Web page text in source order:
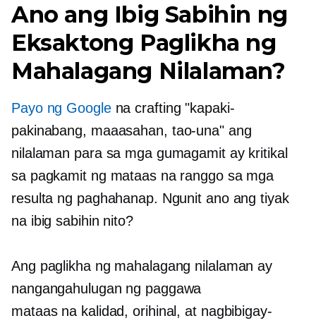
Ano ang Ibig Sabihin ng
Eksaktong Paglikha ng
Mahalagang Nilalaman?
Payo ng Googlena crafting "kapaki-
pakinabang, maaasahan, tao-una"ang
nilalaman para sa mga gumagamit ay kritikal
sa pagkamit ng mataas na ranggo sa mga
resulta ng paghahanap. Ngunit ano ang tiyak
na ibig sabihin nito?
Ang paglikha ng mahalagang nilalaman ay
nangangahulugan ng paggawa
mataas na kalidad, orihinal, at nagbibigay-